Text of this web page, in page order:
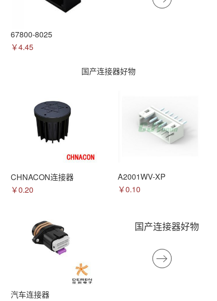
67800-8025
￥4.45
国产连接器好物
CHNACON连接器
￥0.20
A2001WV-XP
￥0.10
汽车连接器
国产连接器好物